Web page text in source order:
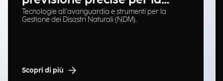
gestione delle emergenze
Tecnologie all'avanguardia e strumenti per la
Gestione dei Disastri Naturali (NDM).
Scopri di più